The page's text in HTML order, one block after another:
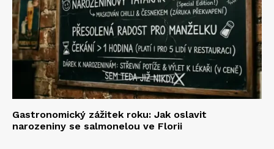
Gastronomický zážitek roku: Jak oslavit
narozeniny se salmonelou ve Florii